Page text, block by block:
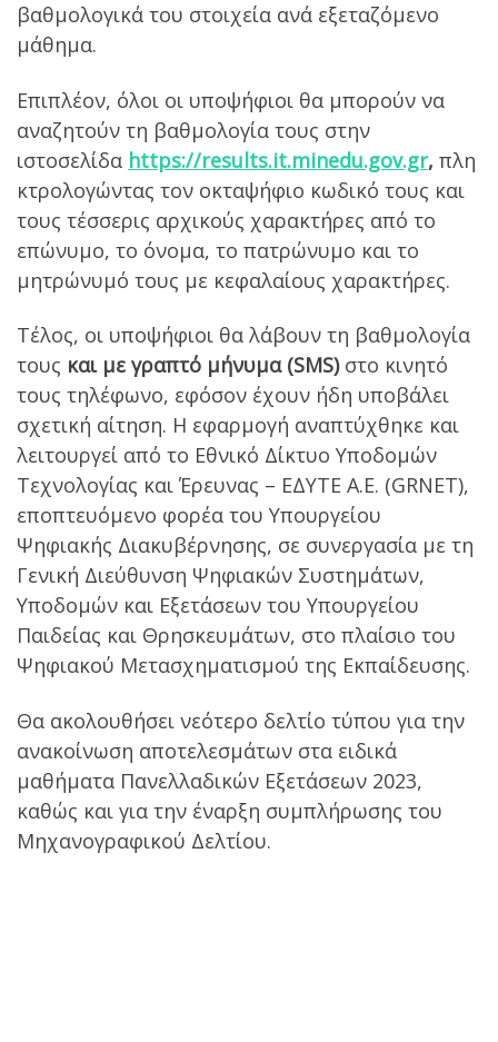
βαθμολογικά του στοιχεία ανά εξεταζόμενο
μάθημα.
Επιπλέον, όλοι οι υποψήφιοι θα μπορούν να
αναζητούν τη βαθμολογία τους στην
ιστοσελίδα https://results.it.minedu.gov.gr, πλη
κτρολογώντας τον οκταψήφιο κωδικό τους και
τους τέσσερις αρχικούς χαρακτήρες από το
επώνυμο, το όνομα, το πατρώνυμο και το
μητρώνυμό τους με κεφαλαίους χαρακτήρες.
Τέλος, οι υποψήφιοι θα λάβουν τη βαθμολογία
τους και με γραπτό μήνυμα (SMS)στο κινητό
τους τηλέφωνο, εφόσον έχουν ήδη υποβάλει
σχετική αίτηση. Η εφαρμογή αναπτύχθηκε και
λειτουργεί από το Εθνικό Δίκτυο Υποδομών
Τεχνολογίας και Έρευνας – ΕΔΥΤΕ Α.Ε. (GRNET),
εποπτευόμενο φορέα του Υπουργείου
Ψηφιακής Διακυβέρνησης, σε συνεργασία με τη
Γενική Διεύθυνση Ψηφιακών Συστημάτων,
Υποδομών και Εξετάσεων του Υπουργείου
Παιδείας και Θρησκευμάτων, στο πλαίσιο του
Ψηφιακού Μετασχηματισμού της Εκπαίδευσης.
Θα ακολουθήσει νεότερο δελτίο τύπου για την
ανακοίνωση αποτελεσμάτων στα ειδικά
μαθήματα Πανελλαδικών Εξετάσεων 2023,
καθώς και για την έναρξη συμπλήρωσης του
Μηχανογραφικού Δελτίου.